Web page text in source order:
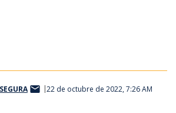
22 de octubre de 2022, 7:26 AM